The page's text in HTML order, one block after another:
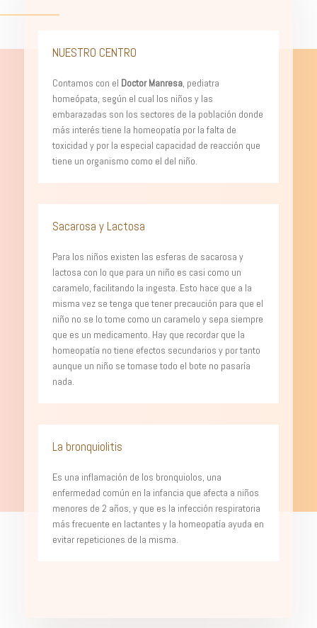
NUESTRO CENTRO
Contamos con el Doctor Manresa, pediatra
homeópata, según el cual los niños y las
embarazadas son los sectores de la población donde
más interés tiene la homeopatía por la falta de
toxicidad y por la especial capacidad de reacción que
tiene un organismo como el del niño.
Sacarosa y Lactosa
Para los niños existen las esferas de sacarosa y
lactosa con lo que para un niño es casi como un
caramelo, facilitando la ingesta. Esto hace que a la
misma vez se tenga que tener precaución para que el
niño no se lo tome como un caramelo y sepa siempre
que es un medicamento. Hay que recordar que la
homeopatía no tiene efectos secundarios y por tanto
aunque un niño se tomase todo el bote no pasaría
nada.
La bronquiolitis
Es una inflamación de los bronquiolos, una
enfermedad común en la infancia que afecta a niños
menores de 2 años, y que es la infección respiratoria
más frecuente en lactantes y la homeopatía ayuda en
evitar repeticiones de la misma.